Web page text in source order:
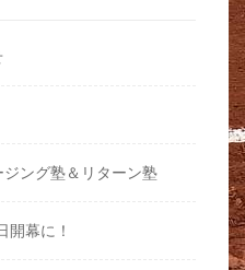
ング塾＆リターン塾
開幕に！